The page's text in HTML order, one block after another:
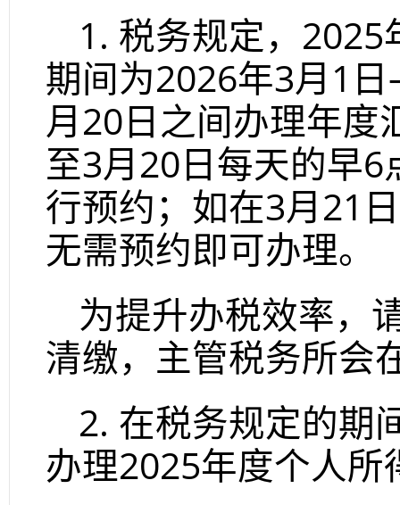
1. 税务规定， 2025
期间为2026年3月 1
月20日之间办理年度
至3月20日每天的早6
行预约；如在3月21
无需预约即可办理。
为提升办税效率，
清缴，主管税务所会
2. 在税务规定的期
办理2025年度个人所